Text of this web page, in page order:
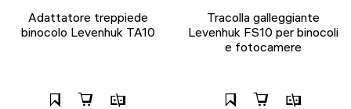
Adattatore treppiede
binocolo Levenhuk TA10
Tracolla galleggiante
Levenhuk FS10 per binocoli
e fotocamere